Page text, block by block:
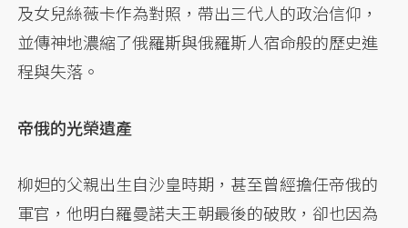
及女兒絲薇卡作為對照，帶出三代人的政治信仰，
並傳神地濃縮了俄羅斯與俄羅斯人宿命般的歷史進
程與失落。
帝俄的光榮遺產
柳妲的父親出生自沙皇時期，甚至曾經擔任帝俄的
軍官，他明白羅曼諾夫王朝最後的破敗，卻也因為